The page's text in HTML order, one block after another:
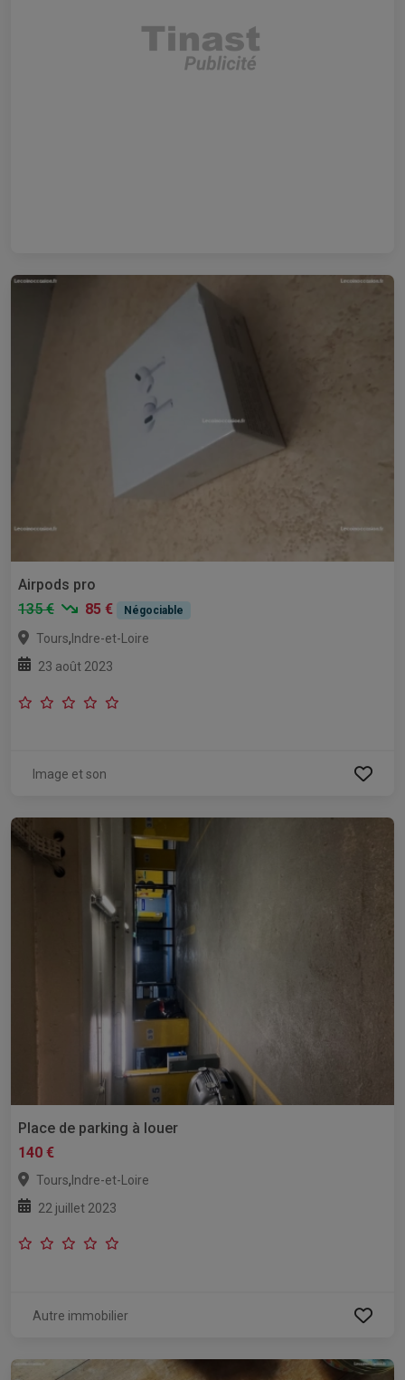
Airpods pro
135 €
85 € Négociable
Tours, Indre-et-Loire
23 août 2023
Image et son
Place de parking à louer
140 €
Tours, Indre-et-Loire
22 juillet 2023
Autre immobilier